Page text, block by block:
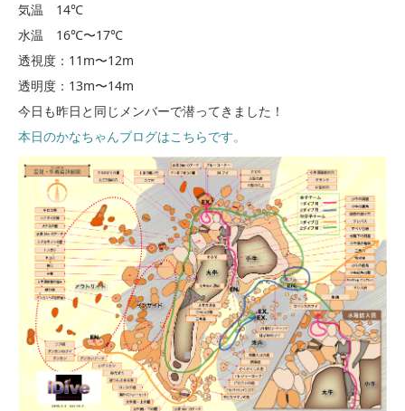
気温 14℃
水温 16℃〜17℃
透視度：11m〜12m
透明度：13m〜14m
今日も昨日と同じメンバーで潜ってきました！
本日のかなちゃんブログはこちらです。